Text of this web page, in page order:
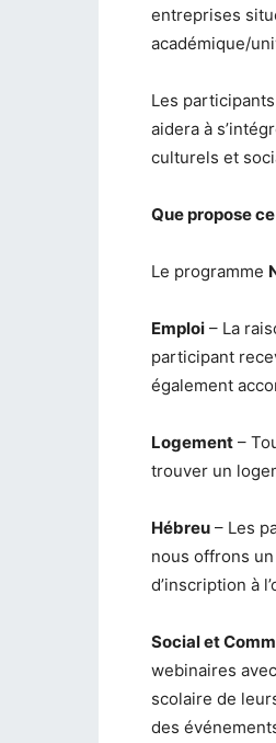
entreprises
académique/
Les
aidera à
culturels et
Que propose
Le programme
Emploi – La
participant
également
Logement –
trouver un
Hébreu – Les
nous offrons
d’inscription à
Social et
webinaires
scolaire de
des